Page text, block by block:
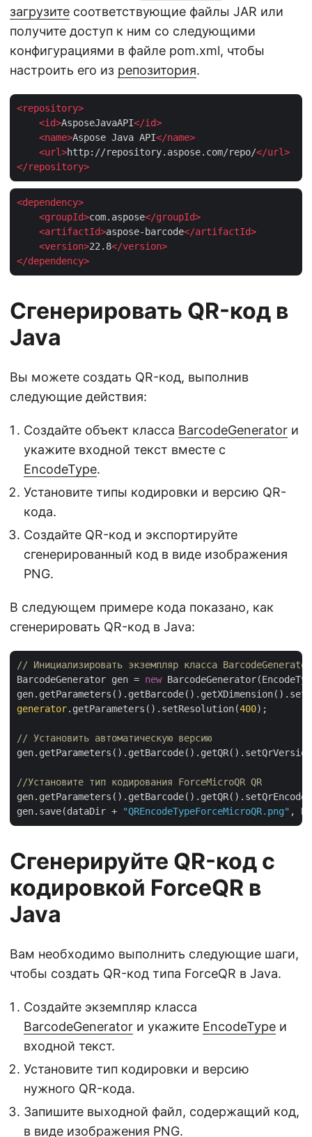
загрузите соответствующие файлы JAR или
получите доступ к ним со следующими
конфигурациями в файле pom.xml, чтобы
настроить его из репозитория.
<repository>
<id>AsposeJavaAPI</id>
<name>Aspose Java API</name>
<url>http://repository.aspose.com/repo/</url>
</repository>
<dependency>
<groupId>com.aspose</groupId>
<artifactId>aspose-barcode</artifactId>
<version>22.8</version>
</dependency>
Сгенерировать QR-код в
Java
Вы можете создать QR-код, выполнив
следующие действия:
Создайте объект класса BarcodeGenerator и
укажите входной текст вместе с
EncodeType.
Установите типы кодировки и версию QR-
кода.
Создайте QR-код и экспортируйте
сгенерированный код в виде изображения
PNG.
В следующем примере кода показано, как
сгенерировать QR-код в Java:
// Инициализировать экземпляр класса BarcodeGenerator
BarcodeGenerator gen = new
generator.getParameters().setResolution(400);
// Установить автоматическую версию
//Установите тип кодирования ForceMicroQR QR
gen.save(dataDir +
"QREncodeTypeForceMicroQR.png"
Сгенерируйте QR-код с
кодировкой ForceQR в
Java
Вам необходимо выполнить следующие шаги,
чтобы создать QR-код типа ForceQR в Java.
Создайте экземпляр класса
BarcodeGenerator и укажите EncodeType и
входной текст.
Установите тип кодировки и версию
нужного QR-кода.
Запишите выходной файл, содержащий код,
в виде изображения PNG.